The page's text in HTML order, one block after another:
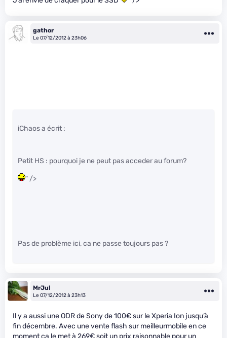
gathor
Le 07/12/2012 à 23h06
iChaos a écrit :
Petit HS : pourquoi je ne peut pas acceder au forum?
" />
Pas de problème ici, ca ne passe toujours pas ?
MrJul
Le 07/12/2012 à 23h13
Il y a aussi une ODR de Sony de 100€ sur le Xperia Ion jusqu’à
fin décembre. Avec une vente flash sur meilleurmobile en ce